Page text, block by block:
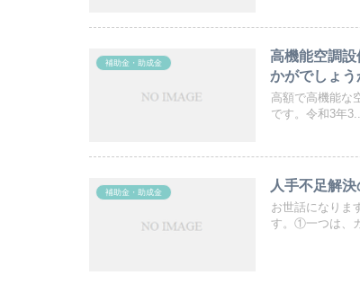
補助金・助成金
高機能空調
かがでしょう
高額で高機能な
です。令和3年
補助金・助成金 人手不足解
お世話になりま
す。①一つは、